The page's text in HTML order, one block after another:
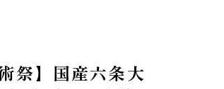
祭】国産六条大